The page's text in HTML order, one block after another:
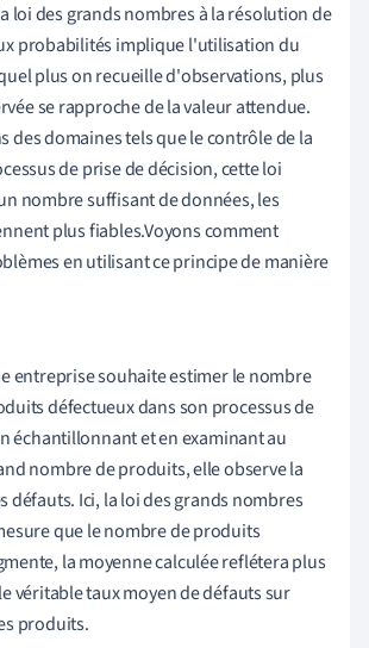
loi des grands nombres à la résolution de
probabilités implique l'utilisation du
plus on recueille d'observations, plus
se rapproche de la valeur attendue.
des domaines tels que le contrôle de la
de prise de décision, cette loi
nombre suffisant de données, les
plus fiables.Voyons comment
en utilisant ce principe de manière
entreprise souhaite estimer le nombre
défectueux dans son processus de
échantillonnant et en examinant au
nombre de produits, elle observe la
défauts. Ici, la loi des grands nombres
que le nombre de produits
la moyenne calculée reflétera plus
véritable taux moyen de défauts sur
produits.